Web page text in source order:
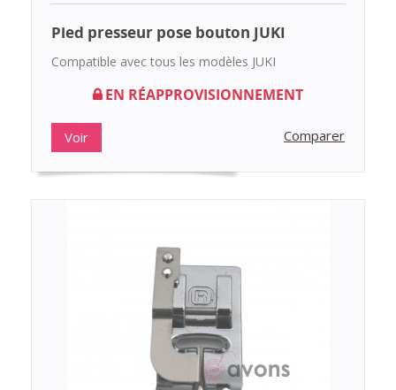
Pied presseur pose bouton JUKI
Compatible avec tous les modèles JUKI
EN RÉAPPROVISIONNEMENT
Voir Comparer